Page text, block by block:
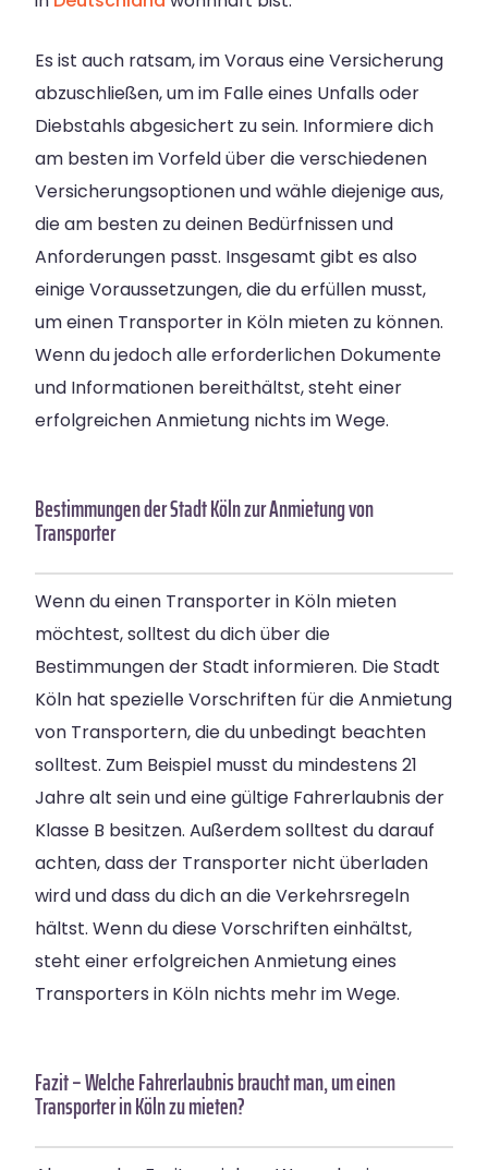
Es ist auch ratsam, im Voraus eine Versicherung
abzuschließen, um im Falle eines Unfalls oder
Diebstahls abgesichert zu sein. Informiere dich
am besten im Vorfeld über die verschiedenen
Versicherungsoptionen und wähle diejenige aus,
die am besten zu deinen Bedürfnissen und
Anforderungen passt. Insgesamt gibt es also
einige Voraussetzungen, die du erfüllen musst,
um einen Transporter in Köln mieten zu können.
Wenn du jedoch alle erforderlichen Dokumente
und Informationen bereithältst, steht einer
erfolgreichen Anmietung nichts im Wege.
Bestimmungen der Stadt Köln zur Anmietung von
Transporter
Wenn du einen Transporter in Köln mieten
möchtest, solltest du dich über die
Bestimmungen der Stadt informieren. Die Stadt
Köln hat spezielle Vorschriften für die Anmietung
von Transportern, die du unbedingt beachten
solltest. Zum Beispiel musst du mindestens 21
Jahre alt sein und eine gültige Fahrerlaubnis der
Klasse B besitzen. Außerdem solltest du darauf
achten, dass der Transporter nicht überladen
wird und dass du dich an die Verkehrsregeln
hältst. Wenn du diese Vorschriften einhältst,
steht einer erfolgreichen Anmietung eines
Transporters in Köln nichts mehr im Wege.
Fazit – Welche Fahrerlaubnis braucht man, um einen
Transporter in Köln zu mieten?